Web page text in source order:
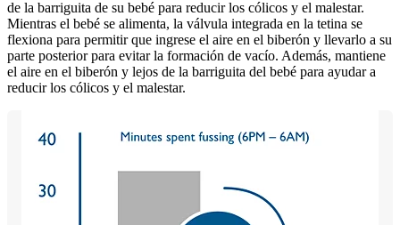
de la barriguita de su bebé para reducir los cólicos y el malestar.
Mientras el bebé se alimenta, la válvula integrada en la tetina se
flexiona para permitir que ingrese el aire en el biberón y llevarlo a su
parte posterior para evitar la formación de vacío. Además, mantiene
el aire en el biberón y lejos de la barriguita del bebé para ayudar a
reducir los cólicos y el malestar.